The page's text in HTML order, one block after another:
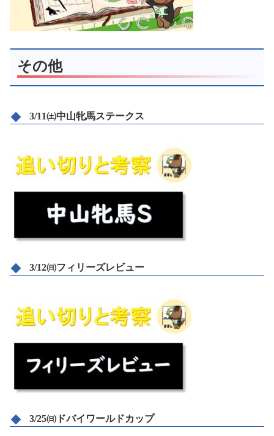
その他
3/11㈯中山牝馬ステークス
3/12㈰フィリーズレビュー
3/25㈰ドバイワールドカップ